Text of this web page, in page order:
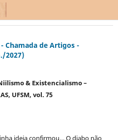
Chamada de Artigos -
2027)
& Existencialismo –
UFSM, vol. 75
ideia confirmou… O diabo não